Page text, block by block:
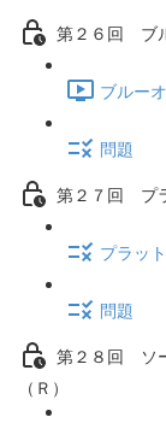
第２６回 ブ
ブルー
問題
第２７回 プ
プラッ
問題
第２８回 ソ
（Ｒ）